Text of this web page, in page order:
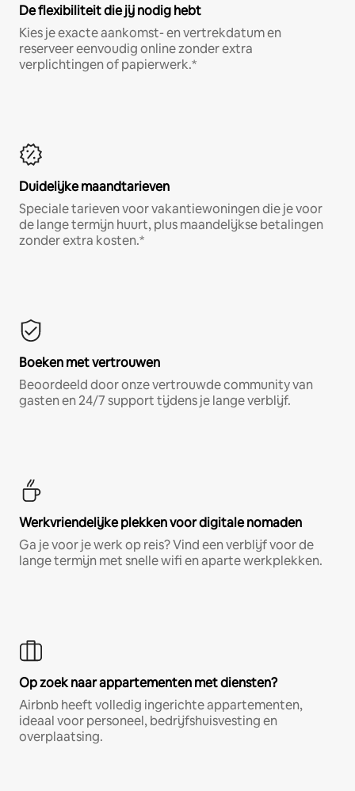
De flexibiliteit die jij nodig hebt
Kies je exacte aankomst- en vertrekdatum en
reserveer eenvoudig online zonder extra
verplichtingen of papierwerk.*
Duidelijke maandtarieven
Speciale tarieven voor vakantiewoningen die je voor
de lange termijn huurt, plus maandelijkse betalingen
zonder extra kosten.*
Boeken met vertrouwen
Beoordeeld door onze vertrouwde community van
gasten en 24/7 support tijdens je lange verblijf.
Werkvriendelijke plekken voor digitale nomaden
Ga je voor je werk op reis? Vind een verblijf voor de
lange termijn met snelle wifi en aparte werkplekken.
Op zoek naar appartementen met diensten?
Airbnb heeft volledig ingerichte appartementen,
ideaal voor personeel, bedrijfshuisvesting en
overplaatsing.